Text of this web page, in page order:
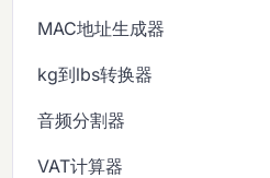
MAC地址生成器
kg到lbs转换器
音频分割器
VAT计算器